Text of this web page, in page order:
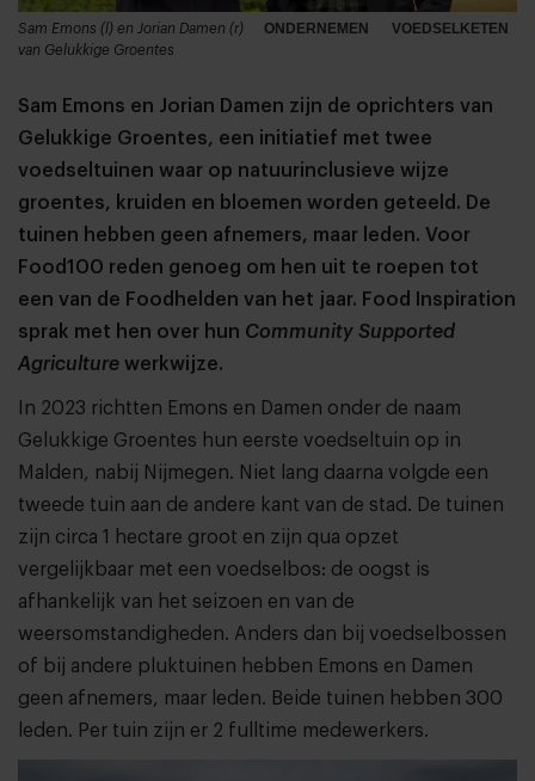
ONDERNEMEN VOEDSELKETEN
Sam Emons (l) en Jorian Damen (r)
van Gelukkige Groentes
Sam Emons en Jorian Damen zijn de oprichters van
Gelukkige Groentes, een initiatief met twee
voedseltuinen waar op natuurinclusieve wijze
groentes, kruiden en bloemen worden geteeld. De
tuinen hebben geen afnemers, maar leden. Voor
Food100 reden genoeg om hen uit te roepen tot
een van de Foodhelden van het jaar. Food Inspiration
sprak met hen over hun Community Supported
Agriculture werkwijze.
In 2023 richtten Emons en Damen onder de naam
Gelukkige Groentes hun eerste voedseltuin op in
Malden, nabij Nijmegen. Niet lang daarna volgde een
tweede tuin aan de andere kant van de stad. De tuinen
zijn circa 1 hectare groot en zijn qua opzet
vergelijkbaar met een voedselbos: de oogst is
afhankelijk van het seizoen en van de
weersomstandigheden. Anders dan bij voedselbossen
of bij andere pluktuinen hebben Emons en Damen
geen afnemers, maar leden. Beide tuinen hebben 300
leden. Per tuin zijn er 2 fulltime medewerkers.